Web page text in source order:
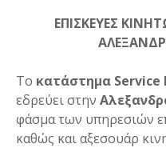
ΕΠΙΣΚΕΥΕΣ
Το κατάστημα Service
εδρεύει στην
φάσμα των υπηρεσιών
καθώς και αξεσουάρ